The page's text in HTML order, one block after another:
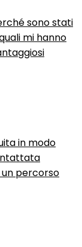
sono stati
mi hanno
in modo
percorso